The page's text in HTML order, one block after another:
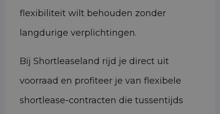
flexibiliteit wilt behouden zonder
langdurige verplichtingen.
Bij Shortleaseland rijd je direct uit
voorraad en profiteer je van flexibele
shortlease-contracten die tussentijds